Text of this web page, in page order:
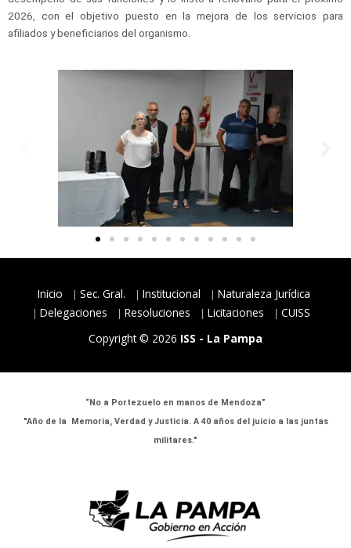
2026, con el objetivo puesto en la mejora de los servicios para
afiliados y beneficiarios del organismo.
Inicio Sec. Gral. Institucional
Naturaleza Jurídica
Delegaciones
Resoluciones Licitaciones
CUISS
Copyright © 2026 ISS - La Pampa
“No a Portezuelo en manos de Mendoza”
"Año de la Memoria, Verdad y Justicia. A 40 años del juicio a las juntas
militares."